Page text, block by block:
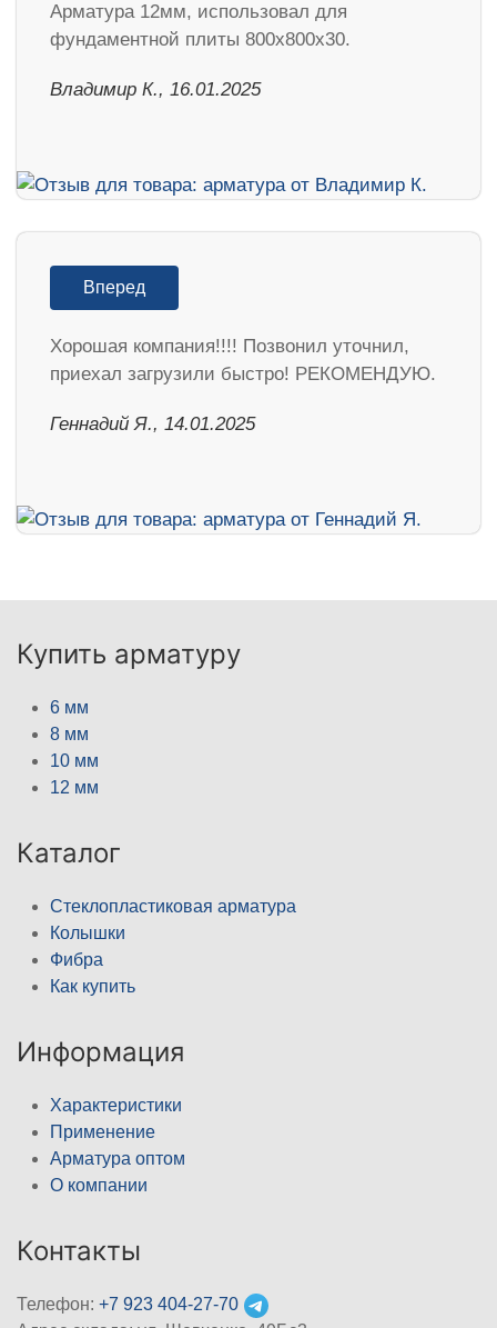
Арматура 12мм, использовал для
фундаментной плиты 800х800х30.
Владимир К., 16.01.2025
Вперед
Хорошая компания!!!! Позвонил уточнил,
приехал загрузили быстро! РЕКОМЕНДУЮ.
Геннадий Я., 14.01.2025
Купить арматуру
6 мм
8 мм
10 мм
12 мм
Каталог
Стеклопластиковая арматура
Колышки
Фибра
Как купить
Информация
Характеристики
Применение
Арматура оптом
О компании
Контакты
Телефон: +7 923 404-27-70